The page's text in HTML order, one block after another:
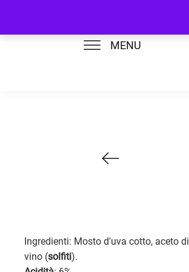
MENU
Ingredienti: Mosto d'uva cotto, aceto di
vino (solfiti).